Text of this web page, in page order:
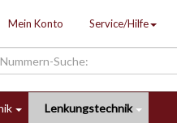
Mein Konto Service/Hilfe
Lenkungstechnik